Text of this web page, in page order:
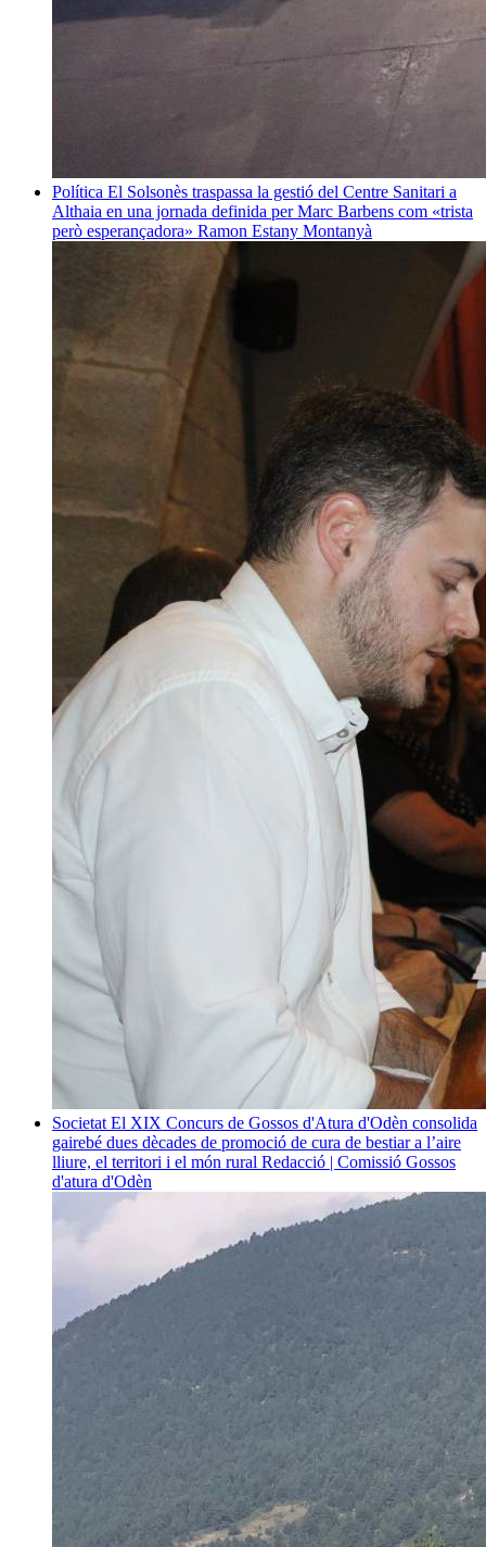
Política El Solsonès traspassa la gestió del Centre Sanitari a
Althaia en una jornada definida per Marc Barbens com «trista
però esperançadora» Ramon Estany Montanyà
Societat El XIX Concurs de Gossos d'Atura d'Odèn consolida
gairebé dues dècades de promoció de cura de bestiar a l’aire
lliure, el territori i el món rural Redacció | Comissió Gossos
d'atura d'Odèn